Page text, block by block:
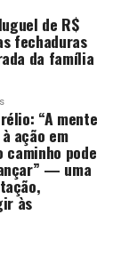
de R$
fechaduras
da família
“A mente
ação em
caminho pode
— uma
às